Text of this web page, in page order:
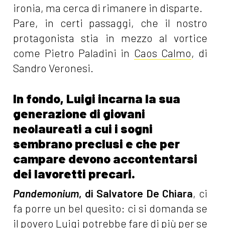
ironia, ma cerca di rimanere in disparte.
Pare, in certi passaggi, che il nostro
protagonista stia in mezzo al vortice
come Pietro Paladini in Caos Calmo, di
Sandro Veronesi.
In fondo, Luigi incarna la sua
generazione di giovani
neolaureati a cui i sogni
sembrano preclusi e che per
campare devono accontentarsi
dei lavoretti precari.
Pandemonium, di Salvatore De Chiara, ci
fa porre un bel quesito: ci si domanda se
il povero Luigi potrebbe fare di più per se